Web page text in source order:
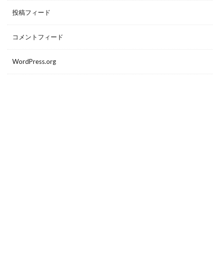
投稿フィード
コメントフィード
WordPress.org